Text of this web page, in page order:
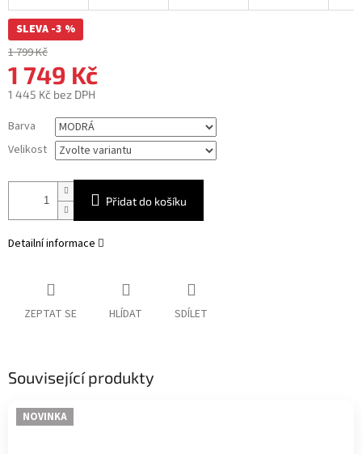
SLEVA -3 %
1 799 Kč
1 749 Kč
1 445 Kč bez DPH
cena:
Barva
Velikost
Přidat do košíku
Detailní informace
ZEPTAT SE HLÍDAT SDÍLET
Související produkty
NOVINKA